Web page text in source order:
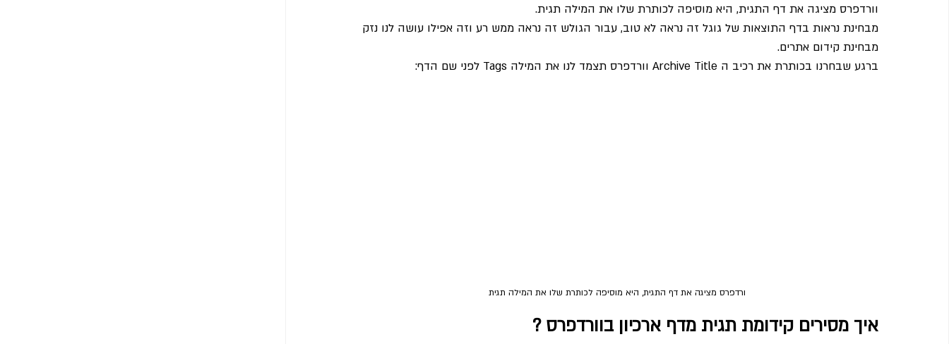
וורדפרס מציגה את דף התגית, היא מוסיפה לכותרת שלו את המילה תגית.
מבחינת נראות בדף התוצאות של גוגל זה נראה לא טוב, עבור הגולש זה נראה ממש רע וזה אפילו עושה לנו נזק
מבחינת קידום אתרים.
ברגע שבחרנו בכותרת את רכיב ה Archive Title וורדפרס תצמד לנו את המילה Tags לפני שם הדף:
ורדפרס מציגה את דף התגית, היא מוסיפה לכותרת שלו את המילה תגית
איך מסירים קידומת תגית מדף ארכיון בוורדפרס ?